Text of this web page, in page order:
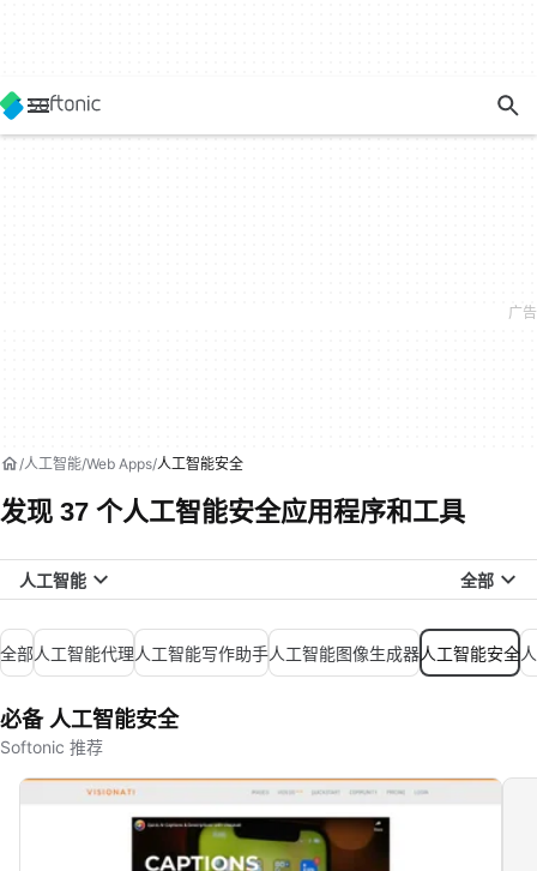
人工智能 Web Apps 人工智能安全
发现 37 个人工智能安全应用程序和工具
人工智能 全部
全部人工智能代理人工智能写作助手人工智能图像生成器人工智能安全
必备 人工智能安全
Softonic 推荐